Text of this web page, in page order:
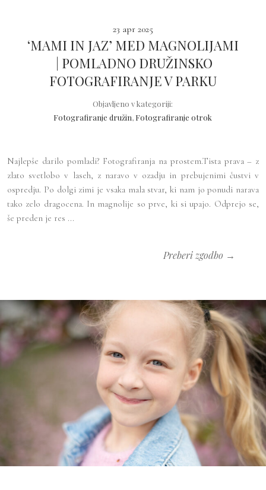
23 apr 2025
‘MAMI IN JAZ’ MED MAGNOLIJAMI
| POMLADNO DRUŽINSKO
FOTOGRAFIRANJE V PARKU
Objavljeno v kategoriji:
Fotografiranje družin, Fotografiranje otrok
Najlepše darilo pomladi? Fotografiranja na prostem.Tista prava – z
zlato svetlobo v laseh, z naravo v ozadju in prebujenimi čustvi v
ospredju. Po dolgi zimi je vsaka mala stvar, ki nam jo ponudi narava
tako zelo dragocena. In magnolije so prve, ki si upajo. Odprejo se,
še preden je res ...
Preberi zgodbo →